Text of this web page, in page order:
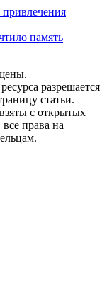
память
разрешается
статьи.
с открытых
права на